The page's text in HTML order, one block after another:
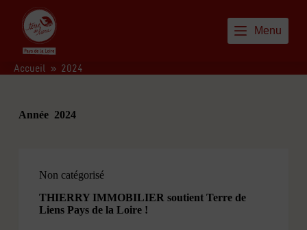
e
r
Menu
Accueil » 2024
Année 2024
Non catégorisé
THIERRY IMMOBILIER soutient Terre de
Liens Pays de la Loire !